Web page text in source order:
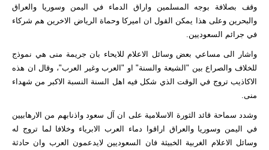
وقف بصلافة بوجه المسلمين واراق الدماء في اليمن وسوريا والعراق
والبحرين وعلى هذا يمكن القول ان اميركا وحماة الرياض الاخرين هم شركاء
في جرائم السعوديين.
واشار الى مساعي بعض وسائل الاعلام للايحاء بان جريمة منى هي نموذج
للخلاف والصراع بين "الشيعة والسنة" او "العرب وغير العرب"، وقال ان هذه
الاكاذيب تروج في الوقت الذي شكل فيه اهل السنة النسبة الاكبر من شهداء
منى.
وشدد سماحة قائد الثورة الاسلامية على ان آل سعود واذنابهم من الارهابيين
في اليمن وسوريا والعراق اراقوا دماء العرب الابرياء وخلافا لما تروج له
وسائل الاعلام الغربية الخبيثة فان السعوديين لايدعمون العرب وان حادثة